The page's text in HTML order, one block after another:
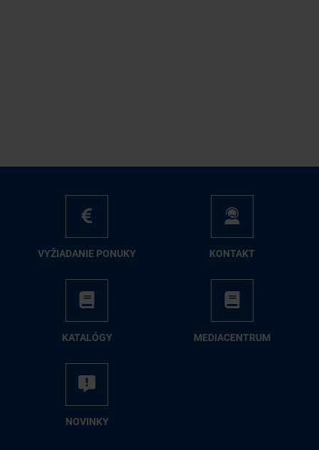
VY­ŽIA­DA­NIE PO­NU­KY KON­TAKT
KA­TA­LÓ­GY ME­DIA­CEN­TRUM
NO­VIN­KY